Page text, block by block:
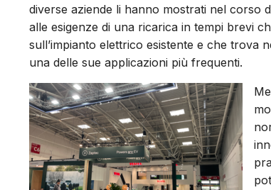
diverse aziende li hanno mostrati nel corso
alle esigenze di una ricarica in tempi brevi
sull’impianto elettrico esistente e che trova
una delle sue applicazioni più frequenti.